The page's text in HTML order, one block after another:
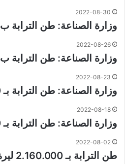
2022-08-30
وزارة الصناعة: طن الترابة ب ٢.٥٠٠.٠٠٠ ليرة
2022-08-26
وزارة الصناعة: طن الترابة ب ٢.٤٥٠.٠٠٠ ليرة
2022-08-23
وزارة الصناعة: طن الترابة بـ 2.290.000 ليرة
2022-08-18
وزارة الصناعة: طن الترابة بـ 2.220.000 ليرة
2022-08-02
طن الترابة بـ 2.160.000 ليرة